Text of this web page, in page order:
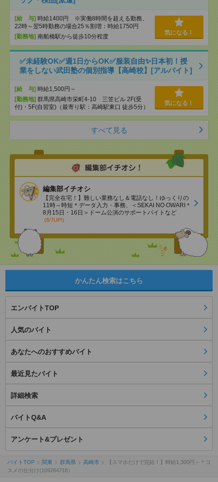
[給 与] 時給1400円 ※実働8時間を超える勤務、
22時～翌5時勤務の場合25％割増：時給1750円
[勤務地] 南船橋駅から徒歩10分程度
気になる！
✅未経験OK✅週1日からOK✅服装自由✨日本初！授
業をしない武田塾の個別指導【高崎校】[アルバイト]
[給 与] 時給1,500円～
[勤務地] 群馬県高崎市栄町4-10 三笠ビル 2F(受
付)・5F(自習室)（最寄り駅：高崎駅東口 徒歩5分）
気になる！
すべて見る
編集部イチオシ
【完全在宅！】難しい業務なし＆電話なし！ゆっくりの
11時～時短＊データ入力・事務、＜SEKAI NO OWARI＊
8月15日・16日＞ドーム公演のサポートバイトなど
(8/7UP!)
かんたん検索はこちら
エンバイトTOP
人気のバイト
あなたへのおすすめバイト
最近見たバイト
詳細検索
バイトQ&A
アンケート&プレゼント
バイトTOP 関東 群馬県 高崎市
【スマホだけで完結！】時給1,300円～＊コ
スメの仕分け(109284718）